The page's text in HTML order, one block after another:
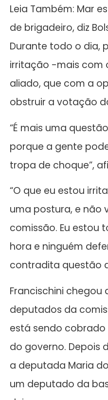
Leia Também: Mar
de brigadeiro, diz
Durante todo o dia,
irritação -mais com
aliado, que com a
obstruir a votação
“É mais uma
porque a gente
tropa de choque”,
“O que eu estou
uma postura, e não
comissão. Eu estou
hora e ninguém
contradita questão
Francischini
deputados da
está sendo
do governo. Depois
a deputada Maria
um deputado da